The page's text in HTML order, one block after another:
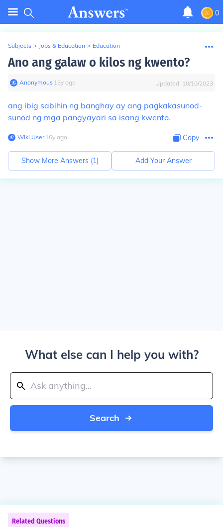
0
Subjects > Jobs & Education > Education
Ano ang galaw o kilos ng kwento?
Anonymous∙ 13y ago Updated: 10/10/2023
ang ibig sabihin ng banghay ay ang pagkakasunod-
sunod ng mga pangyayari sa isang kwento.
Wiki User∙16y ago Copy
Show More Answers (1) Add Your Answer
What else can I help you with?
Search
Related Questions